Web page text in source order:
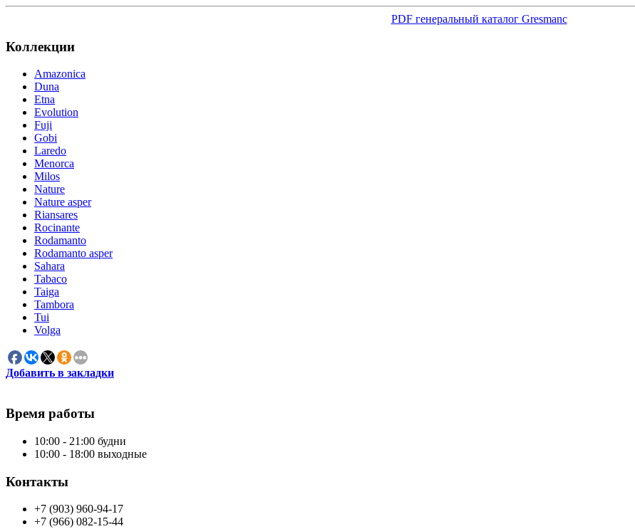
PDF генеральный каталог Gresmanc
Коллекции
Amazonica
Duna
Etna
Evolution
Fuji
Gobi
Laredo
Menorca
Milos
Nature
Nature asper
Riansares
Rocinante
Rodamanto
Rodamanto asper
Sahara
Tabaco
Taiga
Tambora
Tui
Volga
Добавить в закладки
Время работы
10:00 - 21:00 будни
10:00 - 18:00 выходные
Контакты
+7 (903) 960-94-17
+7 (966) 082-15-44